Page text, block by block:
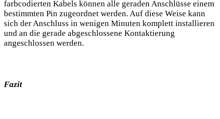
farbcodierten Kabels können alle geraden Anschlüsse einem
bestimmten Pin zugeordnet werden. Auf diese Weise kann
sich der Anschluss in wenigen Minuten komplett installieren
und an die gerade abgeschlossene Kontaktierung
angeschlossen werden.
Fazit